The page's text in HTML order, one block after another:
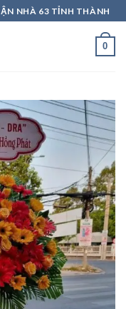
NHÀ 63 TỈNH THÀNH
0